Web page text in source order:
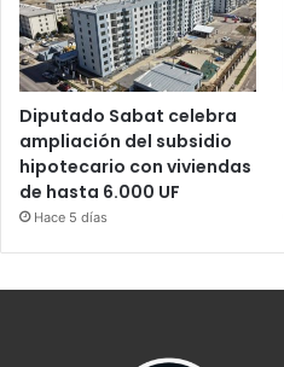
Diputado Sabat celebra
ampliación del subsidio
hipotecario con viviendas
de hasta 6.000 UF
Hace 5 días